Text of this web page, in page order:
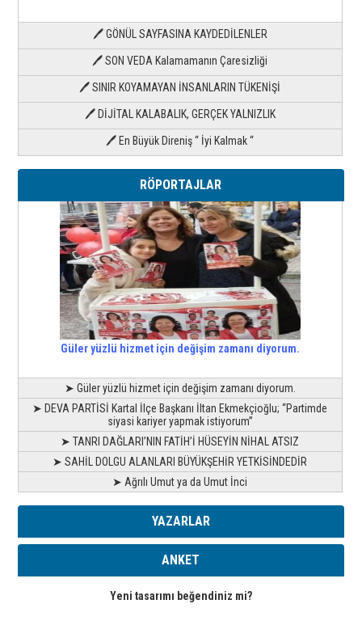
🖊 GÖNÜL SAYFASINA KAYDEDİLENLER
🖊 SON VEDA Kalamamanın Çaresizliği
🖊 SINIR KOYAMAYAN İNSANLARIN TÜKENİŞİ
🖊 DİJİTAL KALABALIK, GERÇEK YALNIZLIK
🖊 En Büyük Direniş “ İyi Kalmak “
RÖPORTAJLAR
Güler yüzlü hizmet için değişim zamanı diyorum.
➤ Güler yüzlü hizmet için değişim zamanı diyorum.
➤ DEVA PARTİSİ Kartal İlçe Başkanı İltan Ekmekçioğlu; “Partimde
siyasi kariyer yapmak istiyorum”
➤ TANRI DAĞLARI’NIN FATİH’İ HÜSEYİN NİHAL ATSIZ
➤ SAHİL DOLGU ALANLARI BÜYÜKŞEHİR YETKİSİNDEDİR
➤ Ağrılı Umut ya da Umut İnci
YAZARLAR
ANKET
Yeni tasarımı beğendiniz mi?